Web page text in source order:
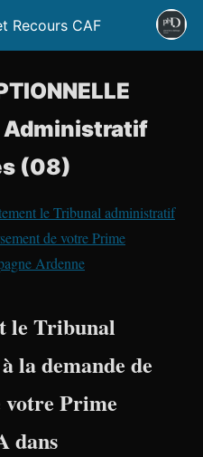
Recours CAF
Administratif
(08)
le Tribunal administratif
de votre Prime
Ardenne
le Tribunal
la demande de
votre Prime
dans